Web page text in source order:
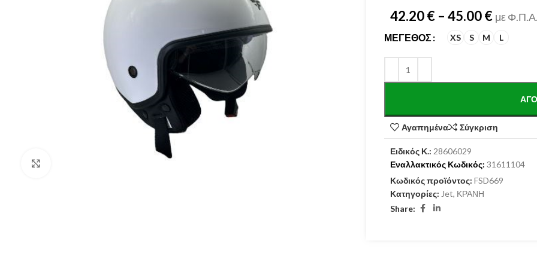
42.20€ – 45.00€ με Φ.Π.Α.
ΜΈΓΕΘΟΣ XS S M L
Αγαπημένα Σύγκριση
Ειδικός Κ.: 28606029
Εναλλακτικός Κωδικός: 31611104
Κωδικός προϊόντος: FSD669
Κατηγορίες: Jet, ΚΡΑΝΗ
Share: